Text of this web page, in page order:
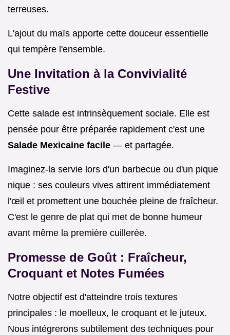
terreuses.
L'ajout du maïs apporte cette douceur essentielle
qui tempère l'ensemble.
Une Invitation à la Convivialité
Festive
Cette salade est intrinsèquement sociale. Elle est
pensée pour être préparée rapidement c'est une
Salade Mexicaine facile — et partagée.
Imaginez-la servie lors d'un barbecue ou d'un pique
nique : ses couleurs vives attirent immédiatement
l'œil et promettent une bouchée pleine de fraîcheur.
C'est le genre de plat qui met de bonne humeur
avant même la première cuillerée.
Promesse de Goût : Fraîcheur,
Croquant et Notes Fumées
Notre objectif est d'atteindre trois textures
principales : le moelleux, le croquant et le juteux.
Nous intégrerons subtilement des techniques pour